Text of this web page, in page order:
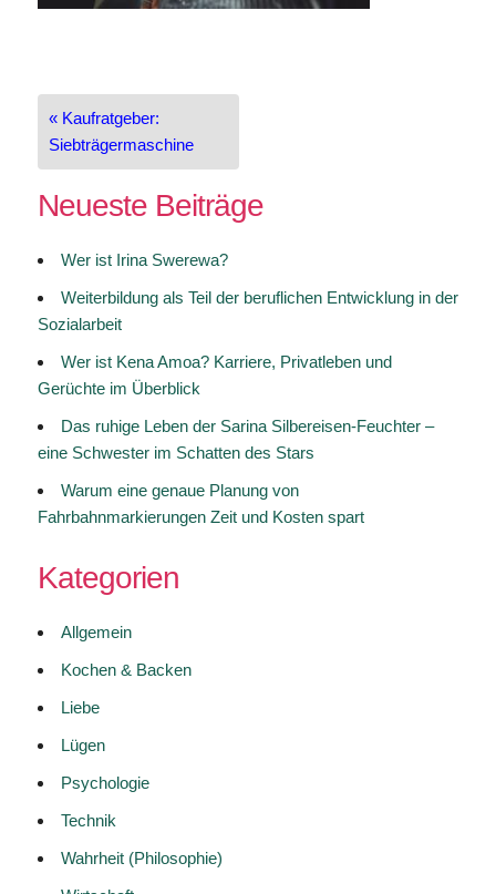
Beitragsnavigation
« Kaufratgeber:
Siebträgermaschine
Neueste Beiträge
Wer ist Irina Swerewa?
Weiterbildung als Teil der beruflichen Entwicklung in der
Sozialarbeit
Wer ist Kena Amoa? Karriere, Privatleben und
Gerüchte im Überblick
Das ruhige Leben der Sarina Silbereisen-Feuchter –
eine Schwester im Schatten des Stars
Warum eine genaue Planung von
Fahrbahnmarkierungen Zeit und Kosten spart
Kategorien
Allgemein
Kochen & Backen
Liebe
Lügen
Psychologie
Technik
Wahrheit (Philosophie)